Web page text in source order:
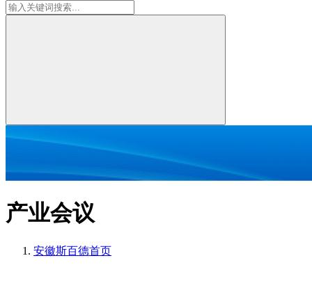
产业会议
安徽斯百德首页